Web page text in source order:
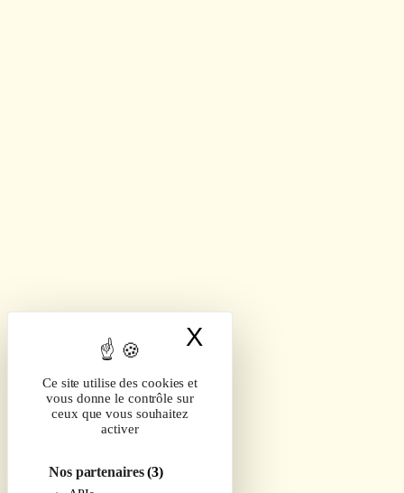
Ce site utilise des cookies et
vous donne le contrôle sur
ceux que vous souhaitez
activer
Nos partenaires(3)
X